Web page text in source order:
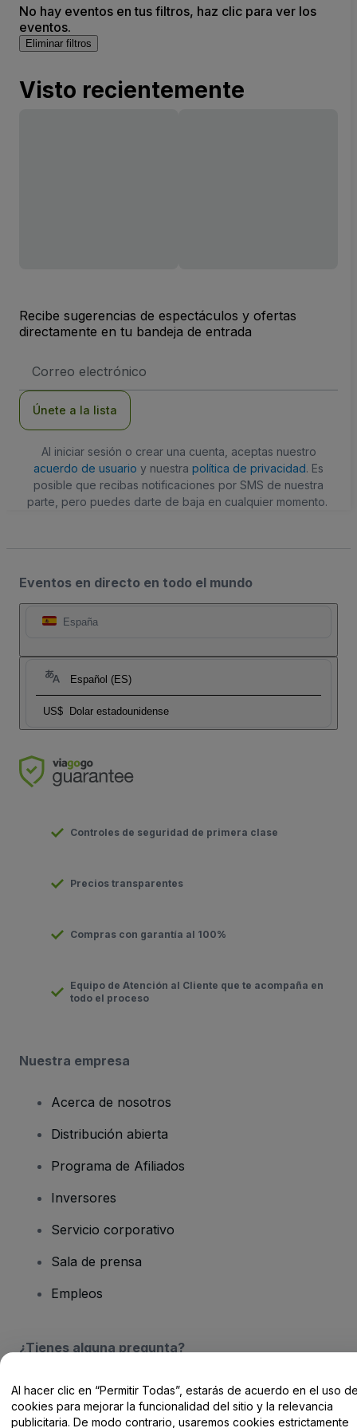
No hay eventos en tus filtros, haz clic para ver los
eventos.
Eliminar filtros
Visto recientemente
Recibe sugerencias de espectáculos y ofertas
directamente en tu bandeja de entrada
de
Únete a la lista
Al iniciar sesión o crear una cuenta, aceptas nuestro
acuerdo de usuario y nuestra política de privacidad. Es
posible que recibas notificaciones por SMS de nuestra
parte, pero puedes darte de baja en cualquier momento.
Eventos en directo en todo el mundo
España
Español (ES)
US$ Dolar estadounidense
Controles de seguridad de primera clase
Precios transparentes
Compras con garantía al 100%
Equipo de Atención al Cliente que te acompaña en
todo el proceso
Nuestra empresa
Acerca de nosotros
Distribución abierta
Programa de Afiliados
Inversores
Servicio corporativo
Sala de prensa
Empleos
¿Tienes alguna pregunta?
Centro de Ayuda / Contacto
Al hacer clic en “Permitir Todas”, estarás de acuerdo en el uso
cookies para mejorar la funcionalidad del sitio y la relevancia
publicitaria. De modo contrario, usaremos cookies estrictamente